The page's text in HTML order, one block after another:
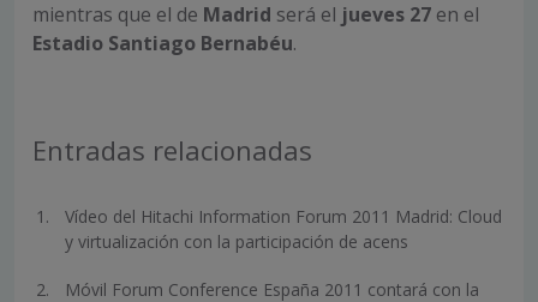
mientras que el de Madrid será el jueves 27 en el
Estadio Santiago Bernabéu.
Entradas relacionadas
Vídeo del Hitachi Information Forum 2011 Madrid: Cloud
y virtualización con la participación de acens
Móvil Forum Conference España 2011 contará con la